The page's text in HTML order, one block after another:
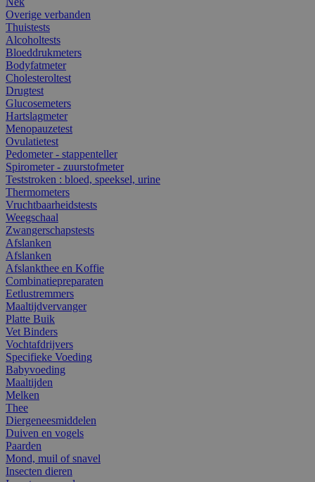
Overige verbanden
Thuistests
Alcoholtests
Bloeddrukmeters
Bodyfatmeter
Cholesteroltest
Drugtest
Glucosemeters
Hartslagmeter
Menopauzetest
Ovulatietest
Pedometer - stappenteller
Spirometer - zuurstofmeter
Teststroken : bloed, speeksel, urine
Thermometers
Vruchtbaarheidstests
Weegschaal
Zwangerschapstests
Afslanken
Afslanken
Afslankthee en Koffie
Combinatiepreparaten
Eetlustremmers
Maaltijdvervanger
Platte Buik
Vet Binders
Vochtafdrijvers
Specifieke Voeding
Babyvoeding
Maaltijden
Melken
Thee
Diergeneesmiddelen
Duiven en vogels
Paarden
Mond, muil of snavel
Insecten dieren